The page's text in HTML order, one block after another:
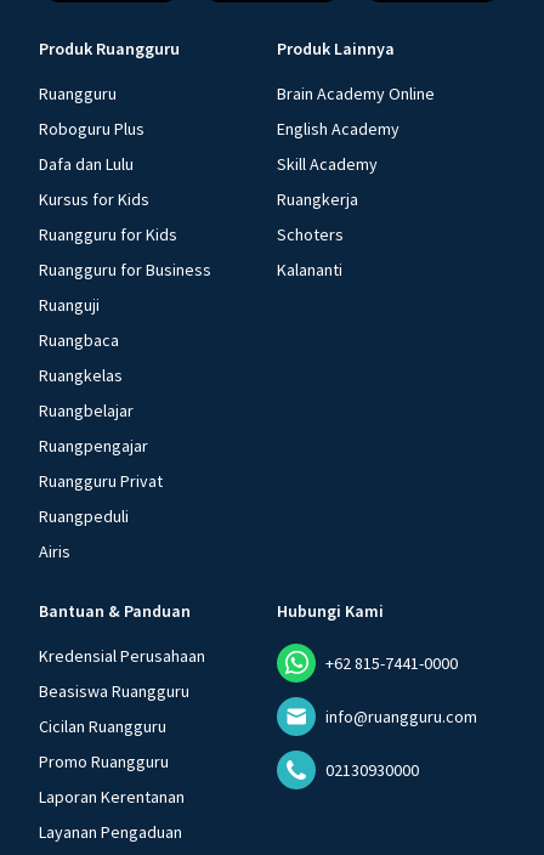
Produk Ruangguru
Ruangguru
Roboguru Plus
Dafa dan Lulu
Kursus for Kids
Ruangguru for Kids
Ruangguru for Business
Ruanguji
Ruangbaca
Ruangkelas
Ruangbelajar
Ruangpengajar
Ruangguru Privat
Ruangpeduli
Airis
Produk Lainnya
Brain Academy Online
English Academy
Skill Academy
Ruangkerja
Schoters
Kalananti
Bantuan & Panduan
Kredensial Perusahaan
Beasiswa Ruangguru
Cicilan Ruangguru
Promo Ruangguru
Laporan Kerentanan
Layanan Pengaduan
Hubungi Kami
+62 815-7441-0000
info@ruangguru.com
02130930000